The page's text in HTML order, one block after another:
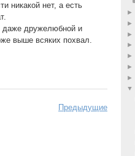
никакой нет, а есть
даже дружелюбной и
выше всяких похвал.
Предыдущие
►
►
►
►
►
►
►
▼